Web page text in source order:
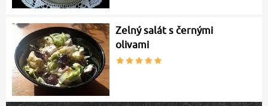
Zelný salát s černými
olivami